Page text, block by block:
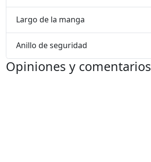
Largo de la manga
Anillo de seguridad
Opiniones y comentarios